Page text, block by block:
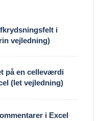
i
vejledning)
på en celleværdi
(let vejledning)
i Excel